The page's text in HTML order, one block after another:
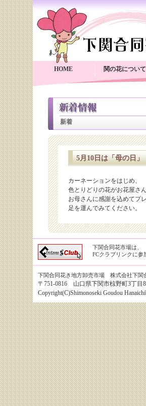
HOME 関の花について
新着
5月10日は「母の日」
カーネーションをはじめ、
色とりどりの花がお花屋さ
お母さんに感謝を込めてプ
足を運んでみてください。
下関合同花市場は、
FCクラブリンクに参
下関合同花き地方卸売市場 株式会社下関
〒751-0816 山口県下関市椋野町3丁目
Copyright(C)Shimonoseki Goudou